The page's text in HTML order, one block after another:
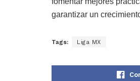
garantizar un
Tags: Liga MX